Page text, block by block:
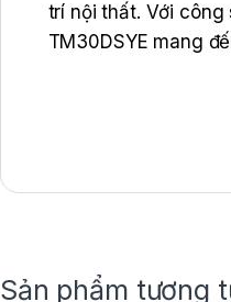
trí nội thất. Với công
TM30DSYE mang
Sản phẩm tương